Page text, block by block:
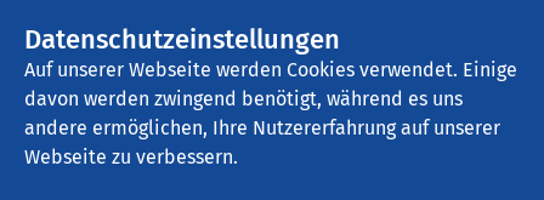
Datenschutzeinstellungen
Auf unserer Webseite werden Cookies verwendet. Einige
davon werden zwingend benötigt, während es uns
andere ermöglichen, Ihre Nutzererfahrung auf unserer
Webseite zu verbessern.